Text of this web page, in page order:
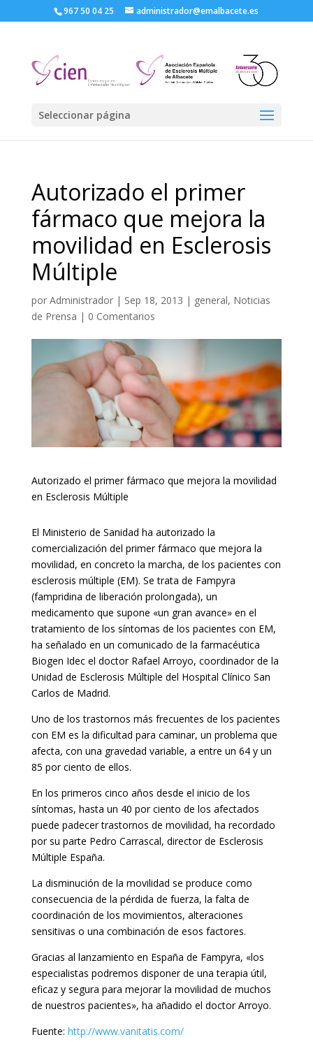
967 50 04 25 administrador@emalbacete.es
Seleccionar página
Autorizado el primer
fármaco que mejora la
movilidad en Esclerosis
Múltiple
por Administrador| Sep 18, 2013 | general, Noticias
de Prensa | 0 Comentarios
Autorizado el primer fármaco que mejora la movilidad
en Esclerosis Múltiple
El Ministerio de Sanidad ha autorizado la
comercialización del primer fármaco que mejora la
movilidad, en concreto la marcha, de los pacientes con
esclerosis múltiple (EM). Se trata de Fampyra
(fampridina de liberación prolongada), un
medicamento que supone «un gran avance» en el
tratamiento de los síntomas de los pacientes con EM,
ha señalado en un comunicado de la farmacéutica
Biogen Idec el doctor Rafael Arroyo, coordinador de la
Unidad de Esclerosis Múltiple del Hospital Clínico San
Carlos de Madrid.
Uno de los trastornos más frecuentes de los pacientes
con EM es la dificultad para caminar, un problema que
afecta, con una gravedad variable, a entre un 64 y un
85 por ciento de ellos.
En los primeros cinco años desde el inicio de los
síntomas, hasta un 40 por ciento de los afectados
puede padecer trastornos de movilidad, ha recordado
por su parte Pedro Carrascal, director de Esclerosis
Múltiple España.
La disminución de la movilidad se produce como
consecuencia de la pérdida de fuerza, la falta de
coordinación de los movimientos, alteraciones
sensitivas o una combinación de esos factores.
Gracias al lanzamiento en España de Fampyra, «los
especialistas podremos disponer de una terapia útil,
eficaz y segura para mejorar la movilidad de muchos
de nuestros pacientes», ha añadido el doctor Arroyo.
Fuente: http://www.vanitatis.com/